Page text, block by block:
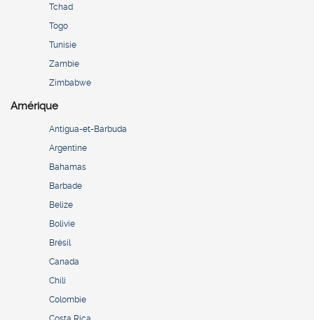
Tchad
Togo
Tunisie
Zambie
Zimbabwe
Amérique
Antigua-et-Barbuda
Argentine
Bahamas
Barbade
Belize
Bolivie
Brésil
Canada
Chili
Colombie